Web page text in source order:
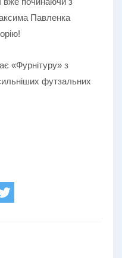
Павленка
«Фурнітуру» з
футзальних